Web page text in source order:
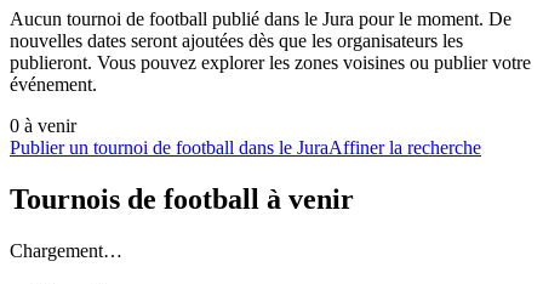
Aucun tournoi de football publié dans le Jura pour le moment. De
nouvelles dates seront ajoutées dès que les organisateurs les
publieront. Vous pouvez explorer les zones voisines ou publier votre
événement.
0 à venir
Publier un tournoi de football dans le JuraAffiner la recherche
Tournois de football à venir
Chargement…